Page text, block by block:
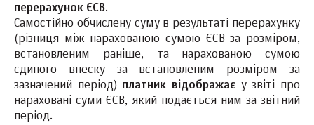
перерахунок ЄСВ.
Самостійно обчислену суму в результаті перерахунку
(різниця між нарахованою сумою ЄСВ за розміром,
встановленим раніше, та нарахованою сумою
єдиного внеску за встановленим розміром за
зазначений період) платник відображає у звіті про
нараховані суми ЄСВ, який подається ним за звітний
період.